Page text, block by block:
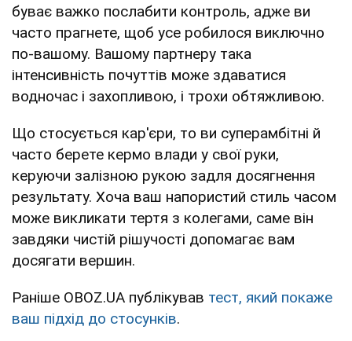
буває важко послабити контроль, адже ви
часто прагнете, щоб усе робилося виключно
по-вашому. Вашому партнеру така
інтенсивність почуттів може здаватися
водночас і захопливою, і трохи обтяжливою.
Що стосується кар'єри, то ви суперамбітні й
часто берете кермо влади у свої руки,
керуючи залізною рукою задля досягнення
результату. Хоча ваш напористий стиль часом
може викликати тертя з колегами, саме він
завдяки чистій рішучості допомагає вам
досягати вершин.
Раніше OBOZ.UA публікував тест, який покаже
ваш підхід до стосунків.